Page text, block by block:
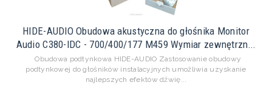
HIDE-AUDIO Obudowa akustyczna do głośnika Monitor
Audio C380-IDC - 700/400/177 M459 Wymiar zewnętrzn...
Obudowa podtynkowa HIDE-AUDIO Zastosowanie obudowy
podtynkowej do głośników instalacyjnych umożliwia uzyskanie
najlepszych efektów dźwię...